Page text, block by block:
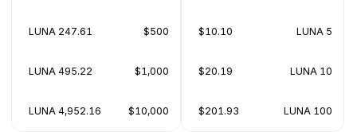
5 LUNA
$10.10
10 LUNA
$20.19
100 LUNA
$201.93
$500
247.61 LUNA
$1,000
495.22 LUNA
$10,000
4,952.16 LUNA